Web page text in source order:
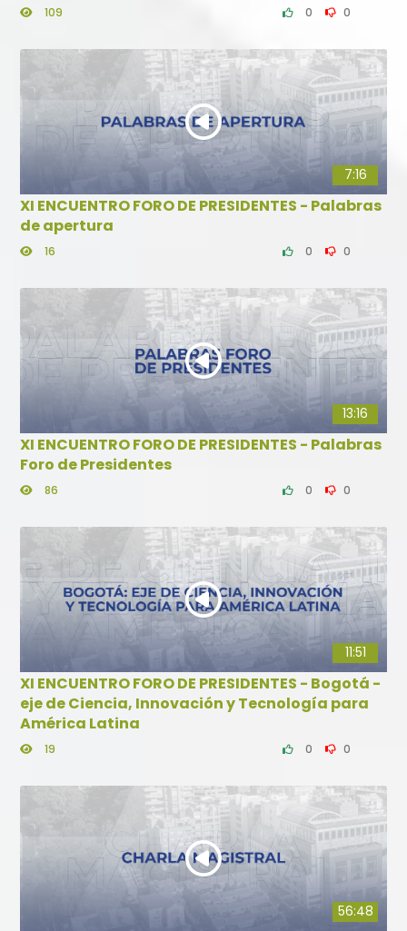
109 0 0
7:16
XI ENCUENTRO FORO DE PRESIDENTES - Palabras
de apertura
16 0 0
13:16
XI ENCUENTRO FORO DE PRESIDENTES - Palabras
Foro de Presidentes
86 0 0
11:51
XI ENCUENTRO FORO DE PRESIDENTES - Bogotá -
eje de Ciencia, Innovación y Tecnología para
América Latina
19 0 0
56:48